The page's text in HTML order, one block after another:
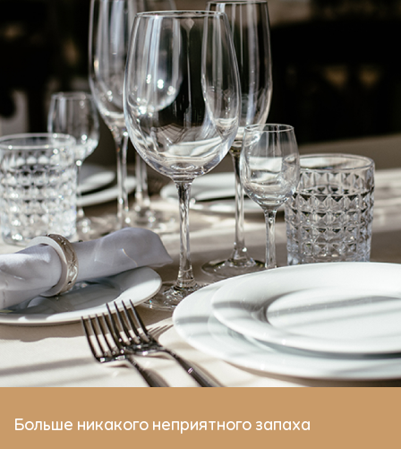
Больше никакого неприятного запаха